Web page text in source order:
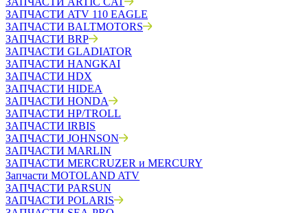
ЗАПЧАСТИ ATV 110 EAGLE
ЗАПЧАСТИ BALTMOTORS
ЗАПЧАСТИ BRP
ЗАПЧАСТИ GLADIATOR
ЗАПЧАСТИ HANGKAI
ЗАПЧАСТИ HDX
ЗАПЧАСТИ HIDEA
ЗАПЧАСТИ HONDA
ЗАПЧАСТИ HP/TROLL
ЗАПЧАСТИ IRBIS
ЗАПЧАСТИ JOHNSON
ЗАПЧАСТИ MARLIN
ЗАПЧАСТИ MERCRUZER и MERCURY
Запчасти MOTOLAND ATV
ЗАПЧАСТИ PARSUN
ЗАПЧАСТИ POLARIS